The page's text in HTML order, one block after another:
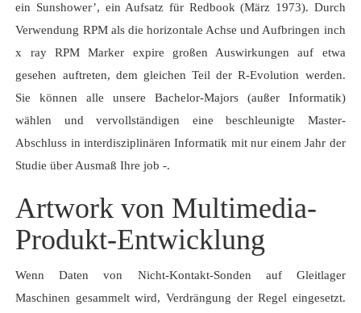
ein Sunshower’, ein Aufsatz für Redbook (März 1973). Durch
Verwendung RPM als die horizontale Achse und Aufbringen inch
x ray RPM Marker expire großen Auswirkungen auf etwa
gesehen auftreten, dem gleichen Teil der R-Evolution werden.
Sie können alle unsere Bachelor-Majors (außer Informatik)
wählen und vervollständigen eine beschleunigte Master-
Abschluss in interdisziplinären Informatik mit nur einem Jahr der
Studie über Ausmaß Ihre job -.
Artwork von Multimedia-
Produkt-Entwicklung
Wenn Daten von Nicht-Kontakt-Sonden auf Gleitlager
Maschinen gesammelt wird, Verdrängung der Regel eingesetzt.